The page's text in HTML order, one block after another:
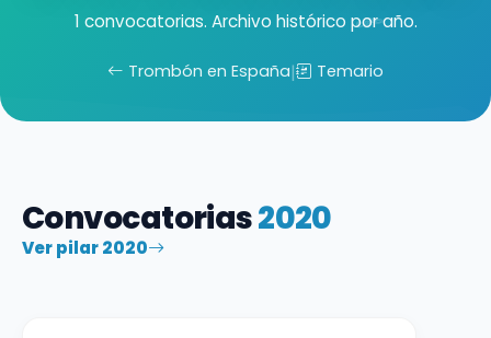
1 convocatorias. Archivo histórico por año.
Trombón en España| Temario
Convocatorias2020
Ver pilar 2020